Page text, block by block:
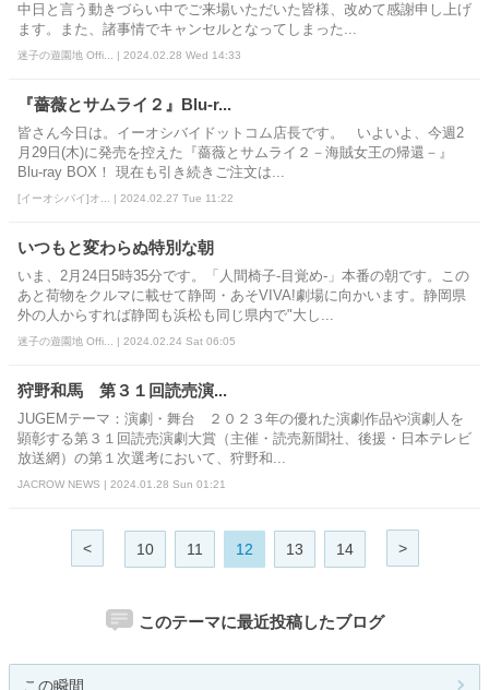
中日と言う動きづらい中でご来場いただいた皆様、改めて感謝申し上げ
ます。また、諸事情でキャンセルとなってしまった...
迷子の遊園地 Offi... | 2024.02.28 Wed 14:33
『薔薇とサムライ２』Blu-r...
皆さん今日は。イーオシバイドットコム店長です。 いよいよ、今週2
月29日(木)に発売を控えた『薔薇とサムライ２－海賊女王の帰還－』
Blu-ray BOX！ 現在も引き続きご注文は...
[イーオシバイ]オ... | 2024.02.27 Tue 11:22
いつもと変わらぬ特別な朝
いま、2月24日5時35分です。「人間椅子‐目覚め‐」本番の朝です。この
あと荷物をクルマに載せて静岡・あそVIVA!劇場に向かいます。静岡県
外の人からすれば静岡も浜松も同じ県内で"大し...
迷子の遊園地 Offi... | 2024.02.24 Sat 06:05
狩野和馬 第３１回読売演...
JUGEMテーマ：演劇・舞台 ２０２３年の優れた演劇作品や演劇人を
顕彰する第３１回読売演劇大賞（主催・読売新聞社、後援・日本テレビ
放送網）の第１次選考において、狩野和...
JACROW NEWS | 2024.01.28 Sun 01:21
< 10 11 12 13 14 >
このテーマに最近投稿したブログ
この瞬間